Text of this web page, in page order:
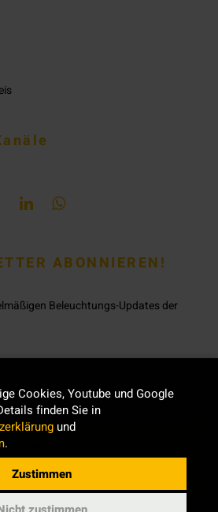
ABONNIEREN!
Beleuchtungs-Updates der
Zustimmen
Cookies, Youtube und Google
finden Sie in
und
.